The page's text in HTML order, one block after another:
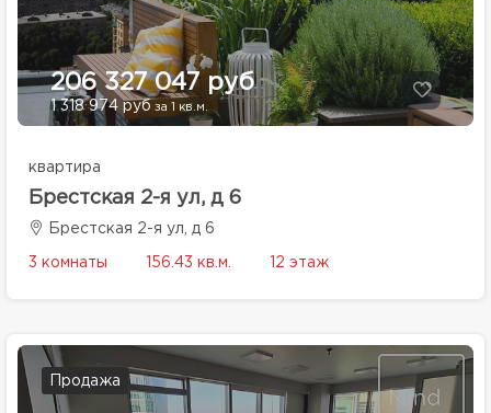
206 327 047 руб
1 318 974 руб за 1 кв.м.
квартира
Брестская 2-я ул, д 6
Брестская 2-я ул, д 6
3 комнаты 156.43 кв.м. 12 этаж
Продажа